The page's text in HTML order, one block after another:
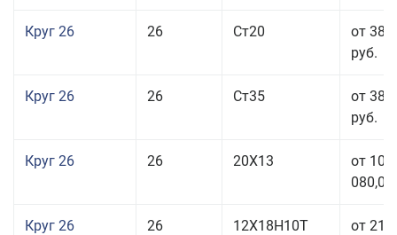
Круг 26 26 Ст20
от 38
руб.
Круг 26 26 Ст35
от 38
руб.
Круг 26 26 20Х13
от 103
080,00
Круг 26 26 12Х18Н10Т
от 210